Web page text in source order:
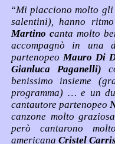
“
Mi piacciono molto
Martino canta molto bene, mi piace molto, qualcuno che ti
accompagnò in una dolcissima canzone (il chitarrista
partenopeoMauro Di
Gianluca Paganelli) con
benissimo insieme (grazie per portare il
programma) … e un duo con un
cantautore partenopeo
canzone molto graziosa in inglese (non conosco il
però cantarono molto bello… (la cantautrice
americana Cristel